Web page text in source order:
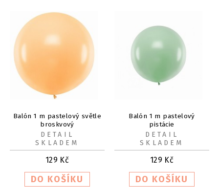
Balón 1 m pastelový světle
broskvový
129 Kč
DETAIL
SKLADEM
Balón 1 m pastelový
pistácie
129 Kč
DETAIL
SKLADEM